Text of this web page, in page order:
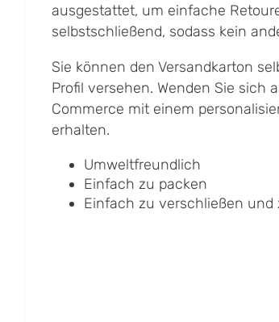
ausgestattet, um einfache
selbstschließend, sodass kein
Sie können den Versandkarton
Profil versehen. Wenden Sie sich
Commerce mit einem
erhalten.
Umweltfreundlich
Einfach zu packen
Einfach zu verschließen und